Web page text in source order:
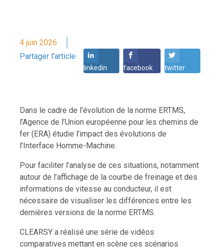
4 juin 2026
Partager l'article
linkedin facebook twitter
Dans le cadre de l’évolution de la norme ERTMS,
l’Agence de l’Union européenne pour les chemins de
fer (ERA) étudie l’impact des évolutions de
l’Interface Homme-Machine.
Pour faciliter l’analyse de ces situations, notamment
autour de l’affichage de la courbe de freinage et des
informations de vitesse au conducteur, il est
nécessaire de visualiser les différences entre les
dernières versions de la norme ERTMS.
CLEARSY a réalisé une série de vidéos
comparatives mettant en scène ces scénarios